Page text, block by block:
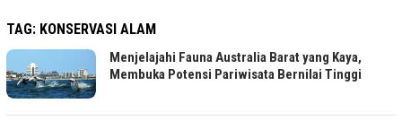
TAG: KONSERVASI ALAM
Menjelajahi Fauna Australia Barat yang Kaya,
Membuka Potensi Pariwisata Bernilai Tinggi